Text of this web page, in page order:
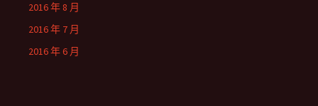
2016 年 8 月
2016 年 7 月
2016 年 6 月